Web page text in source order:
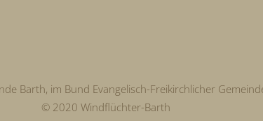
Barth, im Bund Evangelisch-Freikirchlicher
© 2020 Windflüchter-Barth